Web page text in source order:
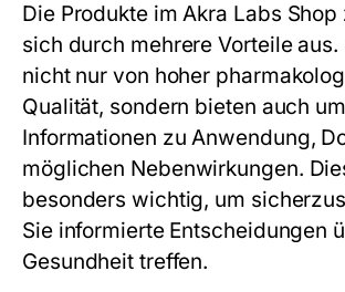
Die Produkte im Akra Labs Shop
sich durch mehrere Vorteile aus.
nicht nur von hoher
Qualität, sondern bieten auch
Informationen zu Anwendung,
möglichen Nebenwirkungen.
besonders wichtig, um
Sie informierte Entscheidungen
Gesundheit treffen.